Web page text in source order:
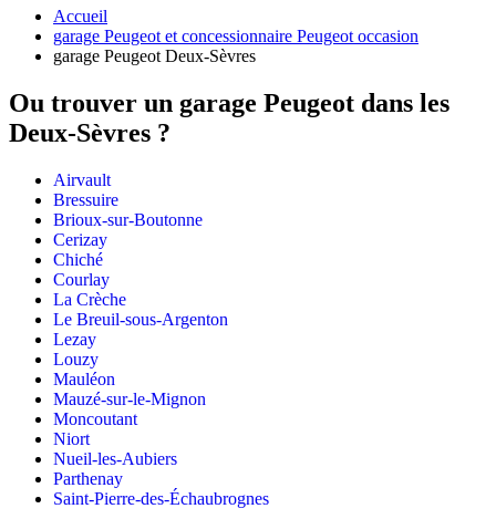
Accueil
garage Peugeot et concessionnaire Peugeot occasion
garage Peugeot Deux-Sèvres
Ou trouver un garage Peugeot dans les
Deux-Sèvres ?
Airvault
Bressuire
Brioux-sur-Boutonne
Cerizay
Chiché
Courlay
La Crèche
Le Breuil-sous-Argenton
Lezay
Louzy
Mauléon
Mauzé-sur-le-Mignon
Moncoutant
Niort
Nueil-les-Aubiers
Parthenay
Saint-Pierre-des-Échaubrognes